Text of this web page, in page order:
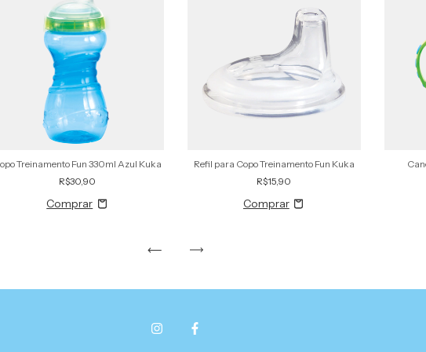
Treinamento Fun 330ml Azul Kuka
R$30,90
Refil para Copo Treinamento Fun Kuka
R$15,90